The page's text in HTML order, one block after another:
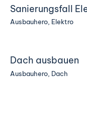
Sanierungsfall
Ausbauhero, Elektro
Dach ausbauen
Ausbauhero Dach